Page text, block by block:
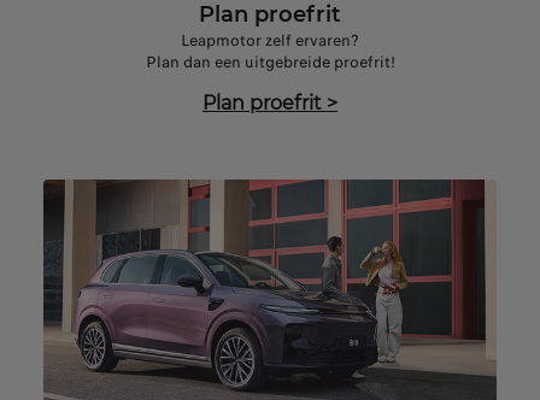
Plan proefrit
Leapmotor zelf ervaren?
Plan dan een uitgebreide proefrit!
Plan proefrit >